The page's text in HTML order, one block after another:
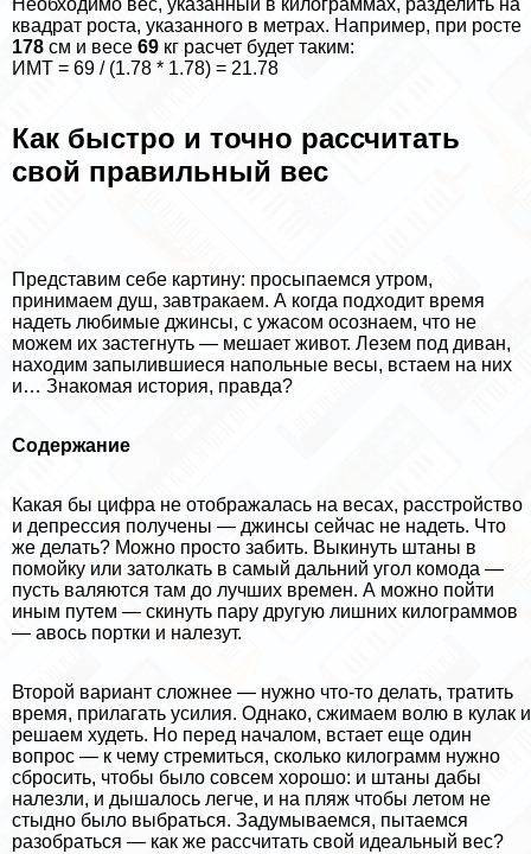
Необходимо вес, указанный в килограммах, разделить на
квадрат роста, указанного в метрах. Например, при росте
178 см и весе 69 кг расчет будет таким:
ИМТ = 69 / (1.78 * 1.78) = 21.78
Как быстро и точно рассчитать
свой правильный вес
Представим себе картину: просыпаемся утром,
принимаем душ, завтpaкаем. А когда подходит время
надеть любимые джинсы, с ужасом осознаем, что не
можем их застегнуть — мешает живот. Лезем под диван,
находим запылившиеся напольные весы, встаем на них
и… Знакомая история, правда?
Содержание
Какая бы цифра не отображалась на весах, расстройство
и депрессия получены — джинсы сейчас не надеть. Что
же делать? Можно просто забить. Выкинуть штаны в
помойку или затолкать в самый дальний угол комода —
пусть валяются там до лучших времен. А можно пойти
иным путем — скинуть пару другую лишних килограммов
— авось портки и налезут.
Второй вариант сложнее — нужно что-то делать, тратить
время, прилагать усилия. Однако, сжимаем волю в кулак и
решаем худеть. Но перед началом, встает еще один
вопрос — к чему стремиться, сколько килограмм нужно
сбросить, чтобы было совсем хорошо: и штаны дабы
налезли, и дышалось легче, и на пляж чтобы летом не
стыдно было выбраться. Задумываемся, пытаемся
разобраться — как же рассчитать свой идеальный вес?